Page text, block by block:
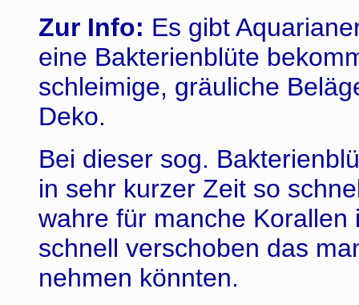
Zur Info: Es gibt
eine Bakterienblüte
schleimige, gräuliche
Deko.
Bei dieser sog.
in sehr kurzer Zeit so
wahre für manche
schnell verschoben das
nehmen könnten.